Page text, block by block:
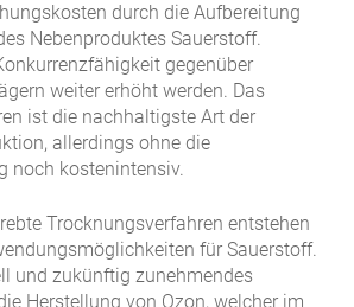
durch die Aufbereitung
Nebenproduktes Sauerstoff.
gegenüber
weiter erhöht werden. Das
ist die nachhaltigste Art der
allerdings ohne die
noch kostenintensiv.
Trocknungsverfahren entstehen
für Sauerstoff.
und zukünftig zunehmendes
Herstellung von Ozon, welcher im